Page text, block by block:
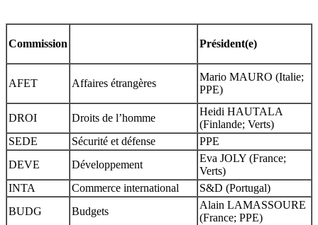
Commission Président(e)
AFET Affaires étrangères
Mario MAURO (Italie;
PPE)
DROI Droits de l’homme
Heidi HAUTALA
(Finlande; Verts)
SEDE
Sécurité et défense
PPE
DEVE
Développement
Eva JOLY (France;
Verts)
INTA
Commerce international
S&D (Portugal)
BUDG
Budgets
Alain LAMASSOURE
(France; PPE)